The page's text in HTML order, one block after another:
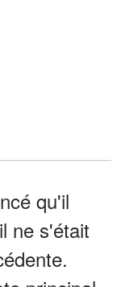
qu'il
ne s'était